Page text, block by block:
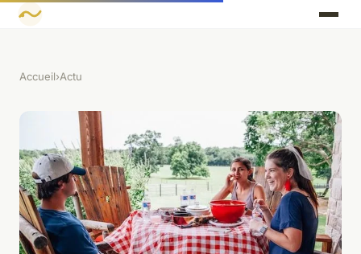
Accueil›Actu